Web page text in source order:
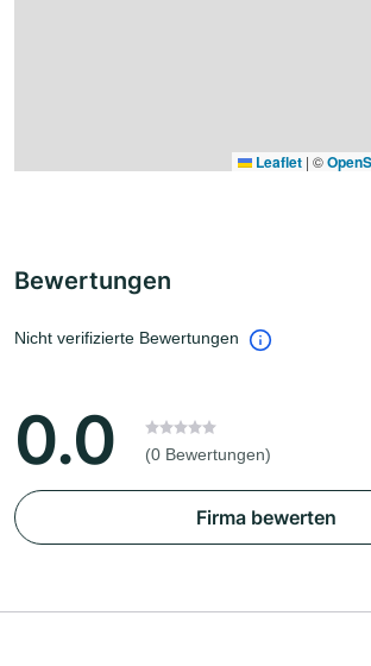
Leaflet | ©
Bewertungen
Nicht verifizierte Bewertungen
0.0 (0 Bewertungen)
Firma bewerten